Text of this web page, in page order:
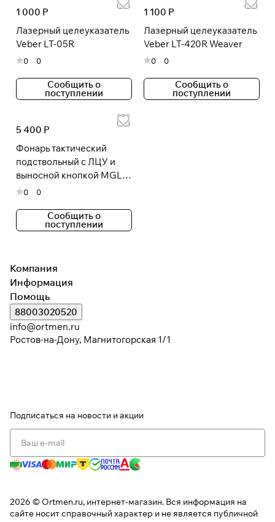
1 000 Р
Лазерный целеуказатель
Veber LT-05R
0 0
Сообщить о
поступлении
1 100 Р
Лазерный целеуказатель
Veber LT-420R Weaver
0 0
Сообщить о
поступлении
5 400 Р
Фонарь тактический
подствольный с ЛЦУ и
выносной кнопкой MGL-
021R
0 0
Сообщить о
поступлении
Подробнее
об оплате Плайтом
раз в 2
Остались вопросы?
8 800 302-02-51
plait.ru
Компания
Информация
Помощь
88003020520
info@ortmen.ru
Ростов-на-Дону, Магнитогорская 1/1
Подписаться на новости и акции
2026 © Ortmen.ru, интернет-магазин. Вся информация на
сайте носит справочный характер и не является публичной